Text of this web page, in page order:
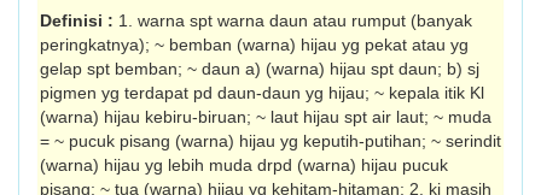
Definisi : 1. warna spt warna daun atau rumput (banyak
peringkatnya); ~ bemban (warna) hijau yg pekat atau yg
gelap spt bemban; ~ daun a) (warna) hijau spt daun; b) sj
pigmen yg terdapat pd daun-daun yg hijau; ~ kepala itik Kl
(warna) hijau kebiru-biruan; ~ laut hijau spt air laut; ~ muda
= ~ pucuk pisang (warna) hijau yg keputih-putihan; ~ serindit
(warna) hijau yg lebih muda drpd (warna) hijau pucuk
pisang; ~ tua (warna) hijau yg kehitam-hitam­an; 2. ki masih